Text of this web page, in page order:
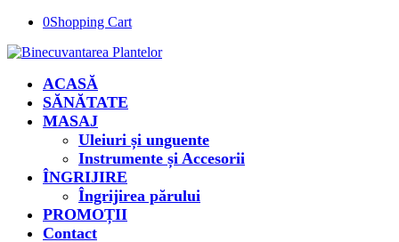
0Shopping Cart
ACASĂ
SĂNĂTATE
MASAJ
Uleiuri și unguente
Instrumente și Accesorii
ÎNGRIJIRE
Îngrijirea părului
PROMOȚII
Contact